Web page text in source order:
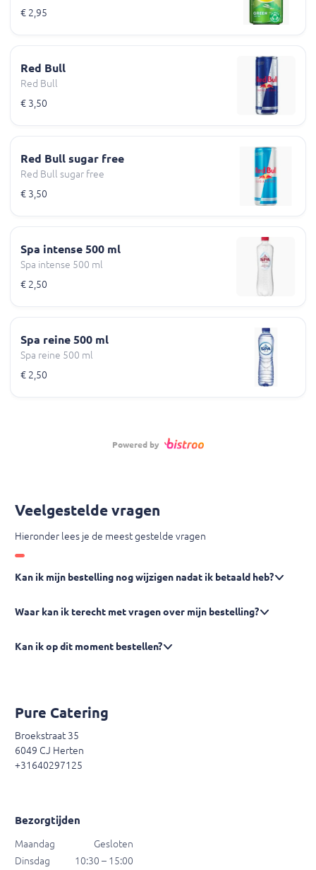
€ 2,95
Red Bull
Red Bull
€ 3,50
Red Bull sugar free
Red Bull sugar free
€ 3,50
Spa intense 500 ml
Spa intense 500 ml
€ 2,50
Spa reine 500 ml
Spa reine 500 ml
€ 2,50
Powered by
Veelgestelde vragen
Hieronder lees je de meest gestelde vragen
Kan ik mijn bestelling nog wijzigen nadat ik betaald heb?
Waar kan ik terecht met vragen over mijn bestelling?
Kan ik op dit moment bestellen?
Pure Catering
Broekstraat 35
6049 CJ Herten
+31640297125
Bezorgtijden
Maandag
Gesloten
Dinsdag
10:30 – 15:00